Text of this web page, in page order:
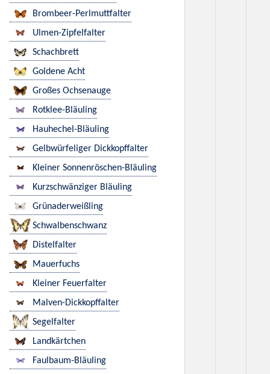
Brombeer-Perlmuttfalter
Ulmen-Zipfelfalter
Schachbrett
Goldene Acht
Großes Ochsenauge
Rotklee-Bläuling
Hauhechel-Bläuling
Gelbwürfeliger Dickkopffalter
Kleiner Sonnenröschen-Bläuling
Kurzschwänziger Bläuling
Grünaderweißling
Schwalbenschwanz
Distelfalter
Mauerfuchs
Kleiner Feuerfalter
Malven-Dickkopffalter
Segelfalter
Landkärtchen
Faulbaum-Bläuling